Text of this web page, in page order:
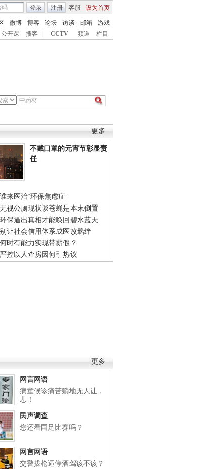
客服 设为首页
登录 注册
微博 博客 论坛 访谈 邮箱
游戏
公开课 播客 CCTV 频道 栏目
更多
不戴口罩的元宵节彰显责
任
来医治“环保焦虑症”
视公厕现状谈苍蝇是本末倒置
保逼出真相才能唤回碧水蓝天
让社会信用体系成医改羁绊
时有能力实现带薪假？
控以人查房因何引热议
更多
网言网语
病童候诊痛苦躺地无人让，
悲！
民声调查
您还看国足比赛吗？
网言网语
交警拔枪逼停酒驾该不该？